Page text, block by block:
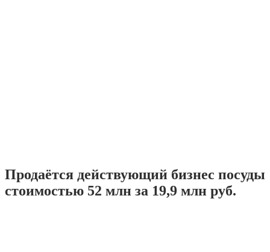
Продаётся действующий бизнес посуды
стоимостью 52 млн за 19,9 млн руб.